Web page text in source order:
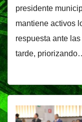
presidente
mantiene activos
respuesta ante
tarde,